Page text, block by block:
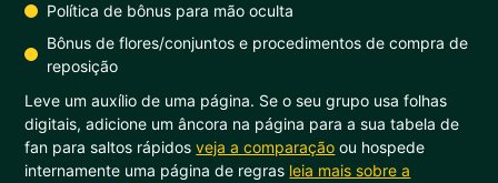
Política de bônus para mão oculta
Bônus de flores/conjuntos e procedimentos de compra de
reposição
Leve um auxílio de uma página. Se o seu grupo usa folhas
digitais, adicione um âncora na página para a sua tabela de
fan para saltos rápidosveja a comparação ou hospede
internamente uma página de regras leia mais sobre a